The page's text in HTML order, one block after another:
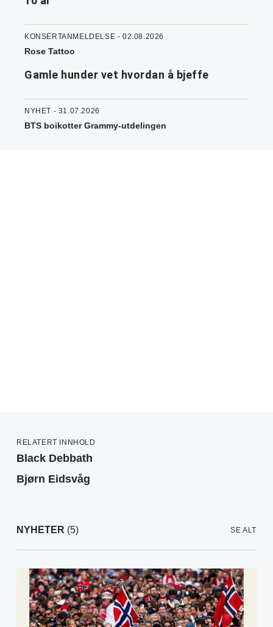
KONSERTANMELDELSE - 02.08.2026
Rose Tattoo
Gamle hunder vet hvordan å bjeffe
NYHET - 31.07.2026
BTS boikotter Grammy-utdelingen
RELATERT INNHOLD
Black Debbath
Bjørn Eidsvåg
NYHETER (5) SE ALT